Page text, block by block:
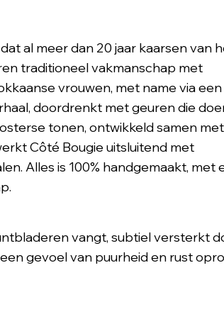
al meer dan 20 jaar kaarsen van
traditioneel vakmanschap met
vrouwen, met name via een
doordrenkt met geuren die
tonen, ontwikkeld samen met
Côté Bougie uitsluitend met
Alles is 100% handgemaakt, met
vangt, subtiel versterkt
gevoel van puurheid en rust